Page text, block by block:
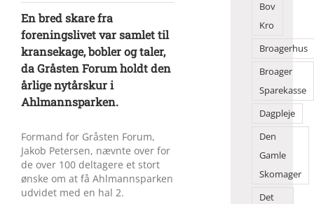
En bred skare fra
foreningslivet var samlet til
kransekage, bobler og taler,
da Gråsten Forum holdt den
årlige nytårskur i
Ahlmannsparken.
Formand for Gråsten Forum,
Jakob Petersen, nævnte over for
de over 100 deltagere et stort
ønske om at få Ahlmannsparken
udvidet med en hal 2.
Bov
Kro
Broagerhus
Broager
Sparekasse
Dagpleje
Den
Gamle
Skomager
Det